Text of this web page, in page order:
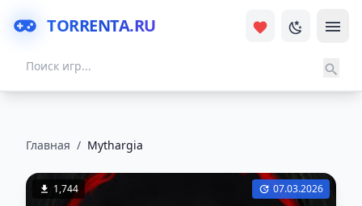
TORRENTA.RU
Главная / Mythargia
1,744 07.03.2026